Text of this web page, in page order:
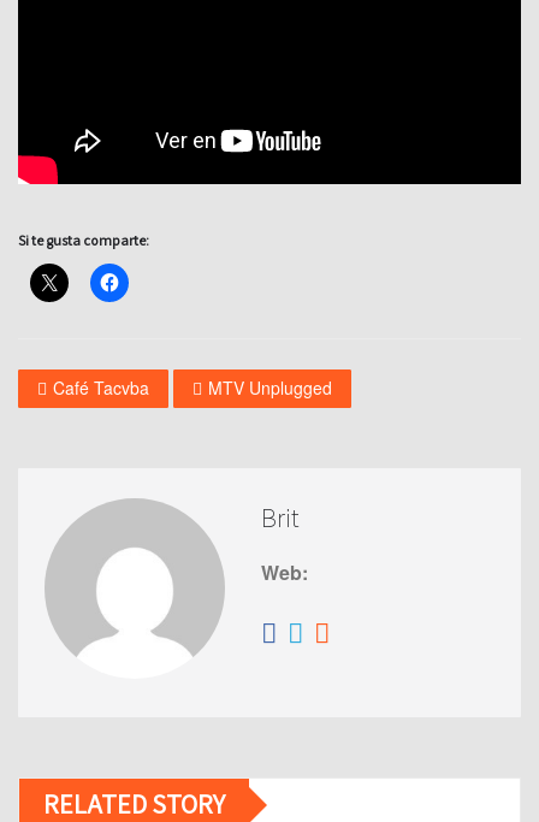
Si te gusta comparte:
Café Tacvba MTV Unplugged
Brit
Web:
RELATED STORY